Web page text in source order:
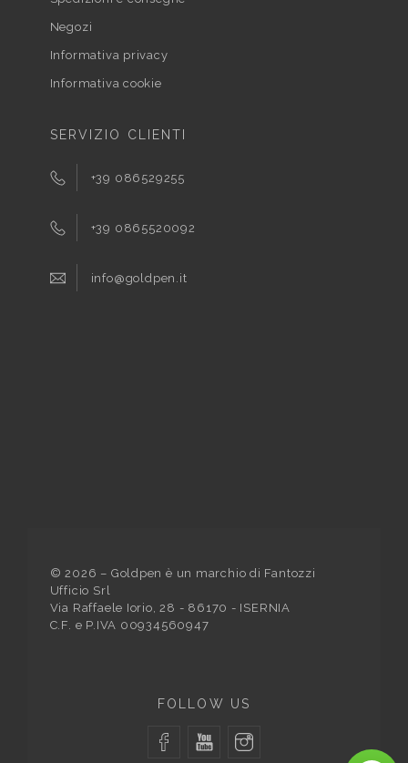
Negozi
Informativa privacy
Informativa cookie
SERVIZIO CLIENTI
+39 086529255
+39 0865520092
info@goldpen.it
©2026 – Goldpen è un marchio di Fantozzi
Ufficio Srl
Via Raffaele Iorio, 28 - 86170 - ISERNIA
C.F. e P.IVA 00934560947
FOLLOW US